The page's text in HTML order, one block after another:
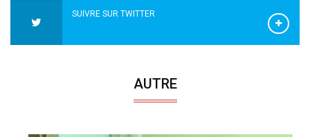
SUIVRE SUR TWITTER
AUTRE